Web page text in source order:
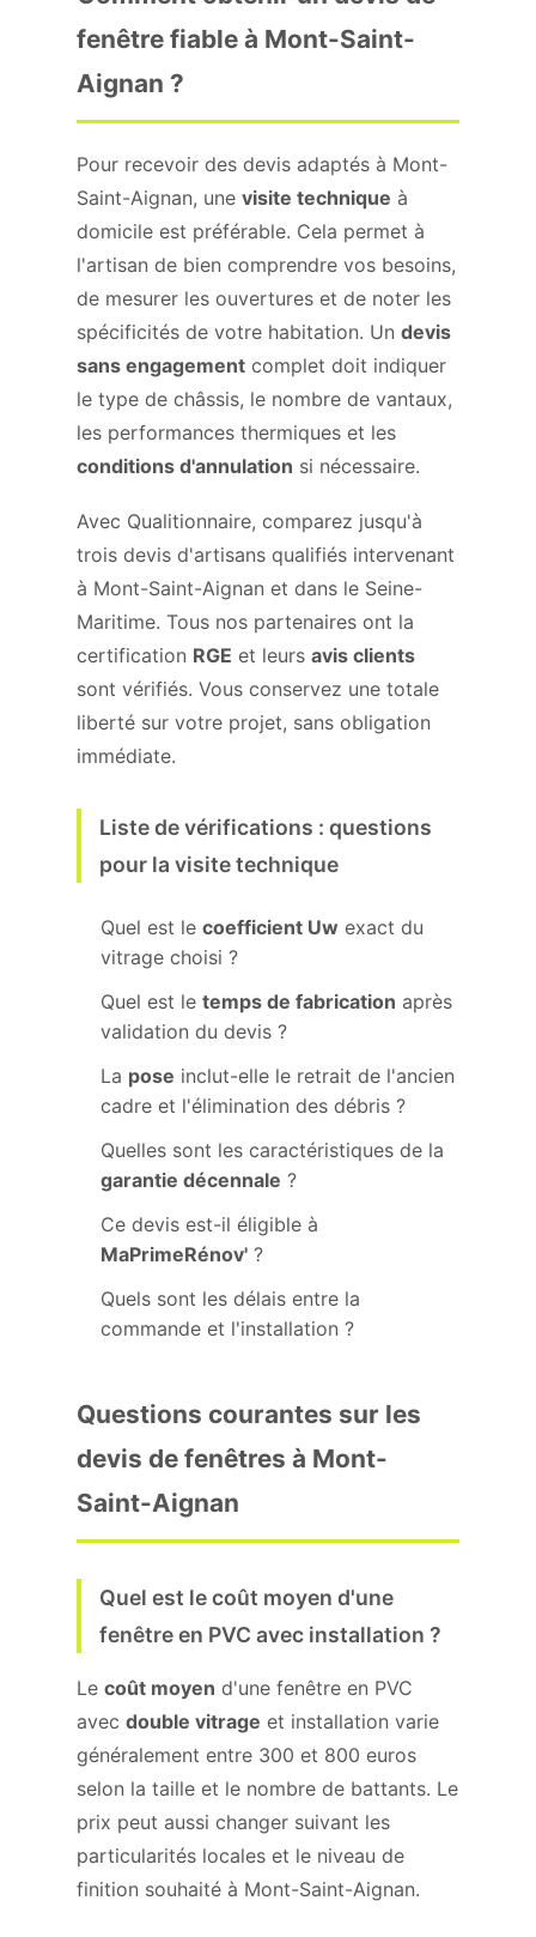
fenêtre fiable à Mont-Saint-
Aignan ?
Pour recevoir des devis adaptés à Mont-
Saint-Aignan, une visite technique à
domicile est préférable. Cela permet à
l'artisan de bien comprendre vos besoins,
de mesurer les ouvertures et de noter les
spécificités de votre habitation. Un devis
sans engagement complet doit indiquer
le type de châssis, le nombre de vantaux,
les performances thermiques et les
conditions d'annulation si nécessaire.
Avec Qualitionnaire, comparez jusqu'à
trois devis d'artisans qualifiés intervenant
à Mont-Saint-Aignan et dans le Seine-
Maritime. Tous nos partenaires ont la
certification RGE et leurs avis clients
sont vérifiés. Vous conservez une totale
liberté sur votre projet, sans obligation
immédiate.
Liste de vérifications : questions
pour la visite technique
Quel est le coefficient Uw exact du
vitrage choisi ?
Quel est le temps de fabrication après
validation du devis ?
La pose inclut-elle le retrait de l'ancien
cadre et l'élimination des débris ?
Quelles sont les caractéristiques de la
garantie décennale ?
Ce devis est-il éligible à
MaPrimeRénov' ?
Quels sont les délais entre la
commande et l'installation ?
Questions courantes sur les
devis de fenêtres à Mont-
Saint-Aignan
Quel est le coût moyen d'une
fenêtre en PVC avec installation ?
Le coût moyen d'une fenêtre en PVC
avec double vitrage et installation varie
généralement entre 300 et 800 euros
selon la taille et le nombre de battants. Le
prix peut aussi changer suivant les
particularités locales et le niveau de
finition souhaité à Mont-Saint-Aignan.